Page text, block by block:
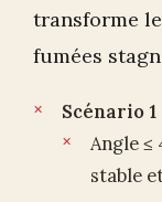
transforme
fumées
Scénario
Angle
stable